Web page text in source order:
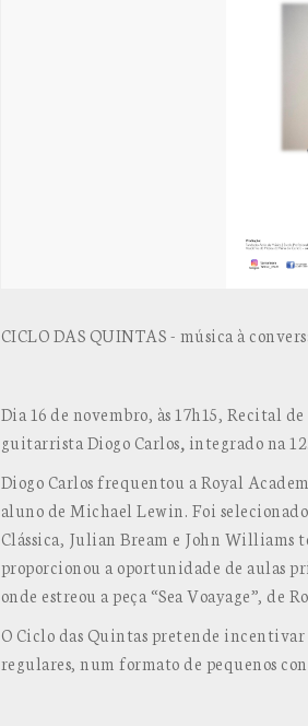
CICLO DAS QUINTAS - música à
Dia 16 de novembro, às 17h15, Recital
guitarrista Diogo Carlos, integrado na
Diogo Carlos frequentou a Royal
aluno de Michael Lewin. Foi
Clássica, Julian Bream e John Williams
proporcionou a oportunidade de aulas
onde estreou a peça “Sea Voayage”, de
O Ciclo das Quintas pretende
regulares, num formato de pequenos